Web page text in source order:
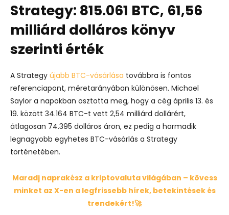
Strategy: 815.061 BTC, 61,56
milliárd dolláros könyv
szerinti érték
A Strategy újabb BTC-vásárlása továbbra is fontos
referenciapont, méretarányában különösen. Michael
Saylor a napokban osztotta meg, hogy a cég április 13. és
19. között 34.164 BTC-t vett 2,54 milliárd dollárért,
átlagosan 74.395 dolláros áron, ez pedig a harmadik
legnagyobb egyhetes BTC-vásárlás a Strategy
történetében.
Maradj naprakész a kriptovaluta világában – kövess
minket az X-en a legfrissebb hírek, betekintések és
trendekért!🚀